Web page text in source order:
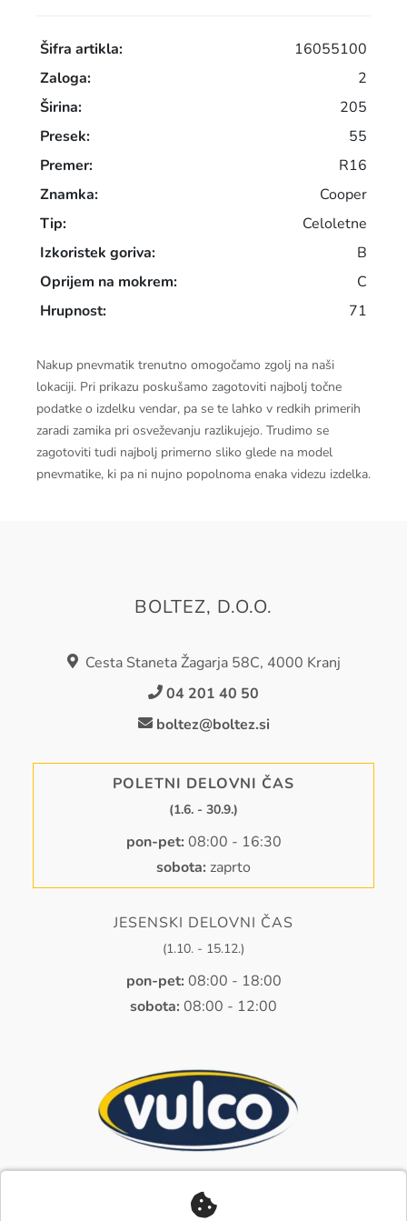
Šifra artikla:
16055100
Zaloga:
2
Širina:
205
Presek:
55
Premer:
R16
Znamka:
Cooper
Tip:
Celoletne
Izkoristek goriva:
B
Oprijem na mokrem:
C
Hrupnost:
71
Nakup pnevmatik trenutno omogočamo zgolj na naši
lokaciji. Pri prikazu poskušamo zagotoviti najbolj točne
podatke o izdelku vendar, pa se te lahko v redkih primerih
zaradi zamika pri osveževanju razlikujejo. Trudimo se
zagotoviti tudi najbolj primerno sliko glede na model
pnevmatike, ki pa ni nujno popolnoma enaka videzu izdelka.
BOLTEZ, D.O.O.
Cesta Staneta Žagarja 58C, 4000 Kranj
04 201 40 50
boltez@boltez.si
POLETNI DELOVNI ČAS
(1.6. - 30.9.)
pon-pet: 08:00 - 16:30
sobota: zaprto
JESENSKI DELOVNI ČAS
(1.10. - 15.12.)
pon-pet: 08:00 - 18:00
sobota: 08:00 - 12:00